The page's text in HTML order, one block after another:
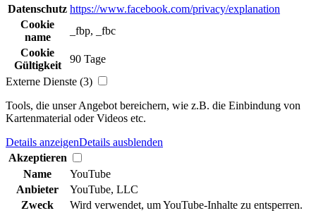
Datenschutz https://www.facebook.com/privacy/explanation
Cookie
name
_fbp, _fbc
Cookie
Gültigkeit
90 Tage
Externe Dienste (3)
Tools, die unser Angebot bereichern, wie z.B. die Einbindung von
Kartenmaterial oder Videos etc.
Details anzeigenDetails ausblenden
Akzeptieren
Name
YouTube
Anbieter
YouTube, LLC
Zweck
Wird verwendet, um YouTube-Inhalte zu entsperren.